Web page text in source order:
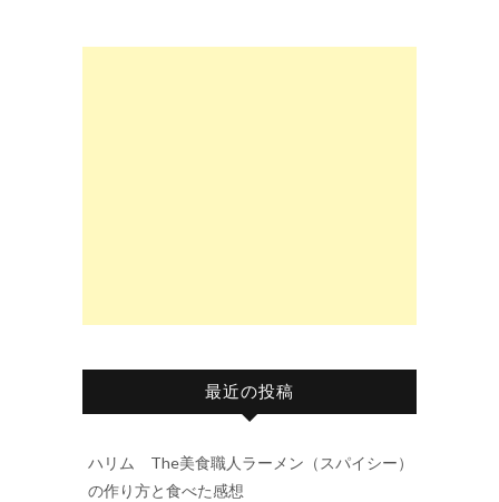
最近の投稿
ハリム The美食職人ラーメン（スパイシー）
の作り方と食べた感想